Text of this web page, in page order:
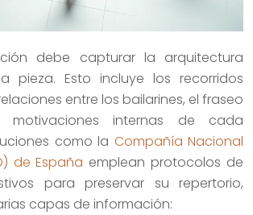
debe capturar la arquitectura
pieza. Esto incluye los recorridos
entre los bailarines, el fraseo
internas de cada
como la Compañía Nacional
de España emplean protocolos de
para preservar su repertorio,
capas de información: